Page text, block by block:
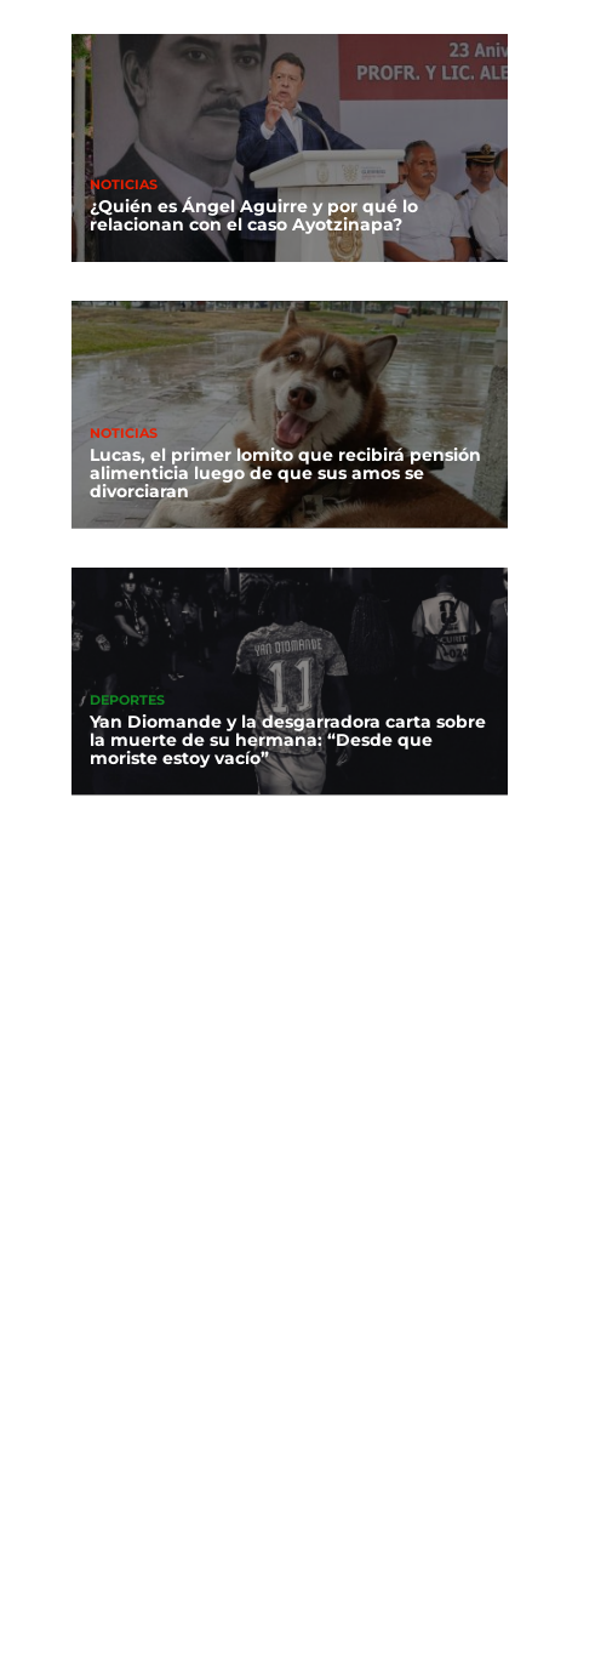
NOTICIAS
¿Quién es Ángel Aguirre y por qué lo
relacionan con el caso Ayotzinapa?
NOTICIAS
Lucas, el primer lomito que recibirá pensión
alimenticia luego de que sus amos se
divorciaran
DEPORTES
Yan Diomande y la desgarradora carta sobre
la muerte de su hermana: “Desde que
moriste estoy vacío”